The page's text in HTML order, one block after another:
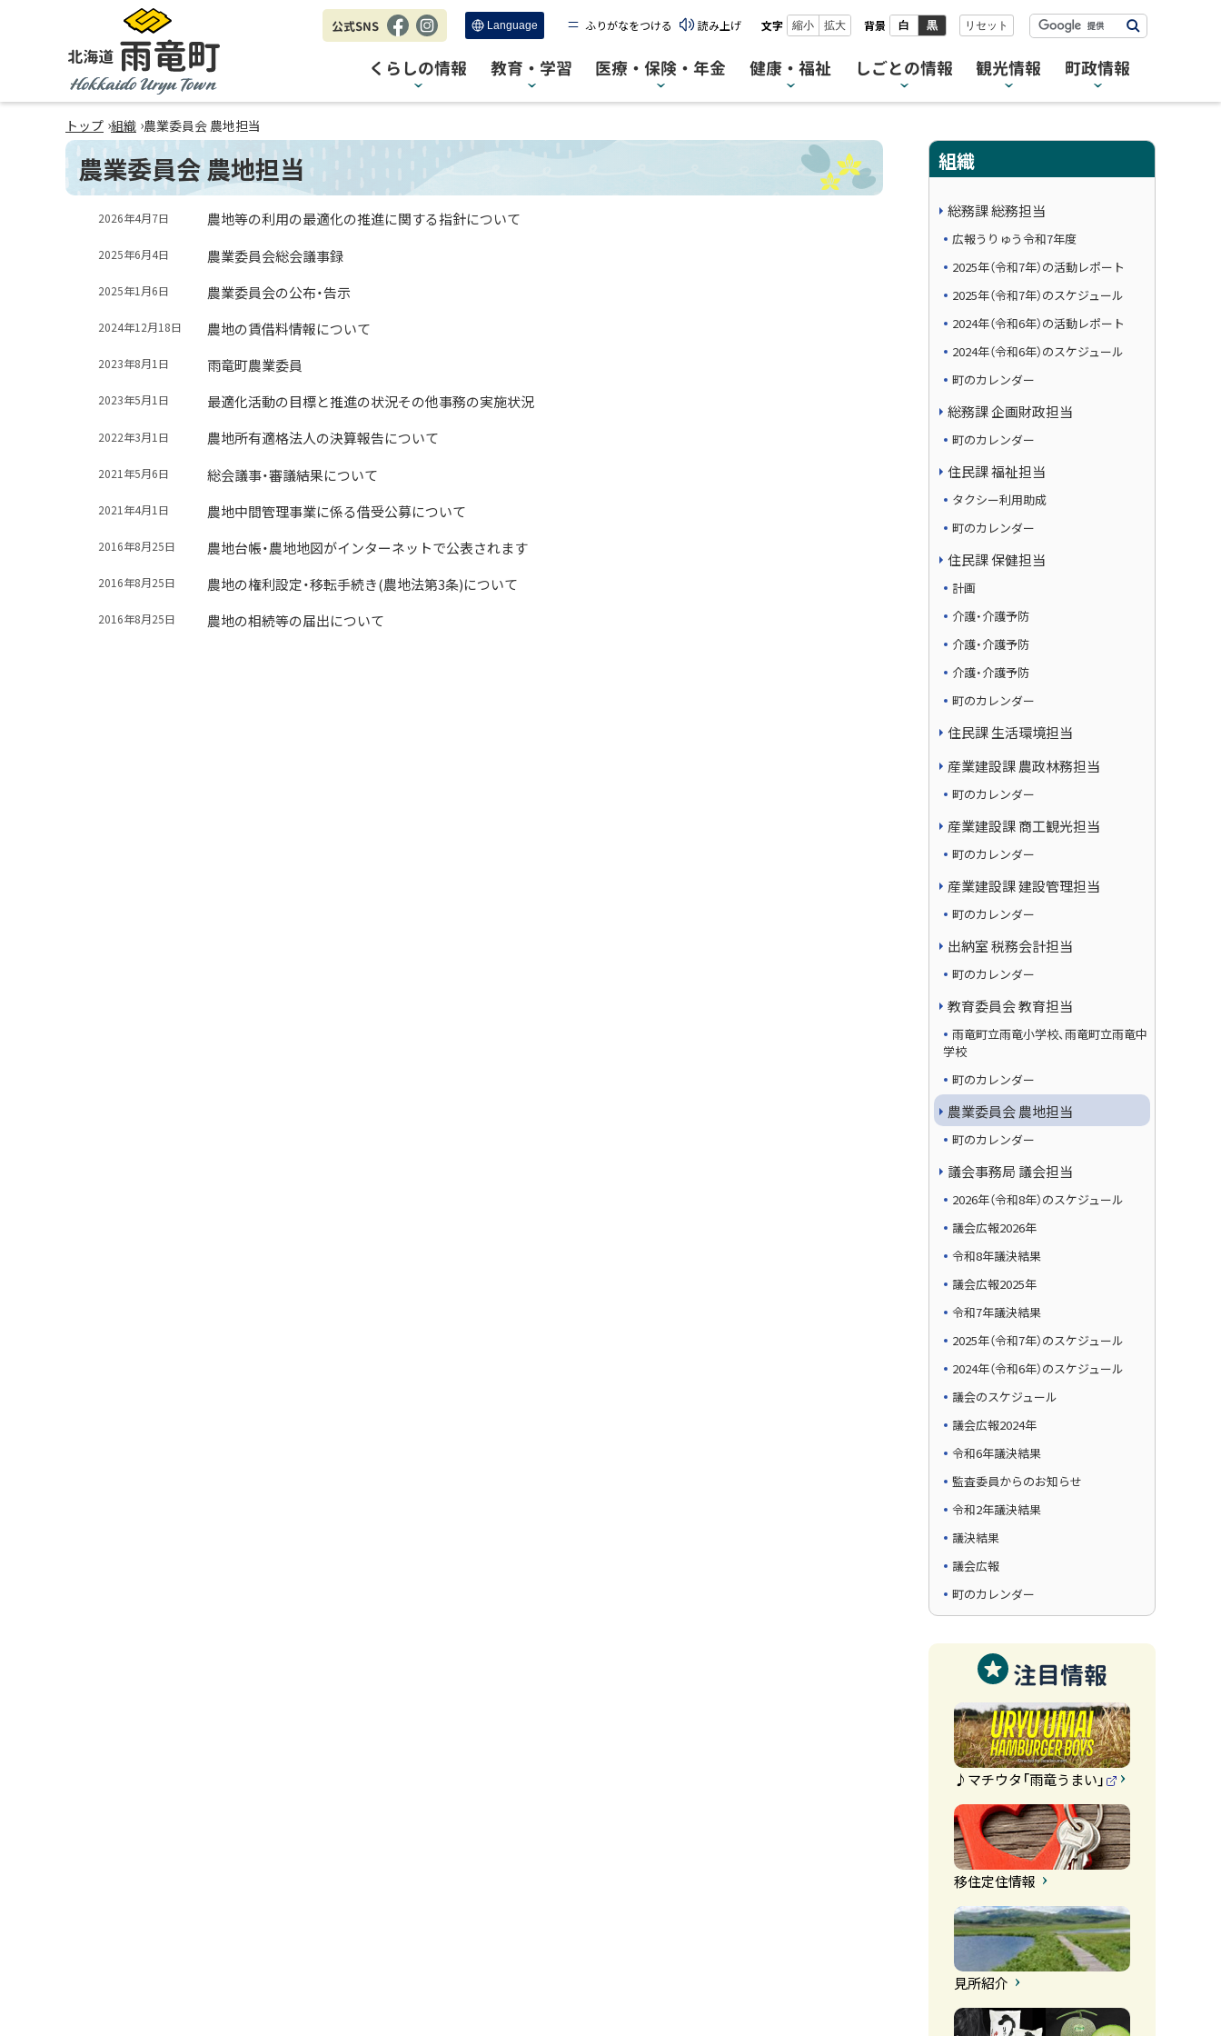
北海道 雨竜町
Hokkaido Uryu Town
公式SNS
Fac
eb
oo
Ins
tag
ra
m
ふりがなをつける 読み上げ 文字 縮小 拡大 背景 白 黒 リセット
索
くらしの情報 教育・学習 医療・保険・年金 健康・福祉 しごとの情報 観光情報 町政情報
トップ ›組織 ›農業委員会 農地担当
農業委員会 農地担当
2026年4月7日 農地等の利用の最適化の推進に関する指針について
2025年6月4日 農業委員会総会議事録
2025年1月6日 農業委員会の公布・告示
2024年12月18日 農地の賃借料情報について
2023年8月1日 雨竜町農業委員
2023年5月1日 最適化活動の目標と推進の状況その他事務の実施状況
2022年3月1日 農地所有適格法人の決算報告について
2021年5月6日 総会議事・審議結果について
2021年4月1日 農地中間管理事業に係る借受公募について
2016年8月25日 農地台帳・農地地図がインターネットで公表されます
2016年8月25日 農地の権利設定・移転手続き(農地法第3条)について
2016年8月25日 農地の相続等の届出について
組織
総務課 総務担当
広報うりゅう令和7年度
2025年（令和7年）の活動レポート
2025年（令和7年）のスケジュール
2024年（令和6年）の活動レポート
2024年（令和6年）のスケジュール
町のカレンダー
総務課 企画財政担当
町のカレンダー
住民課 福祉担当
タクシー利用助成
町のカレンダー
住民課 保健担当
計画
介護・介護予防
介護・介護予防
介護・介護予防
町のカレンダー
住民課 生活環境担当
産業建設課 農政林務担当
町のカレンダー
産業建設課 商工観光担当
町のカレンダー
産業建設課 建設管理担当
町のカレンダー
出納室 税務会計担当
町のカレンダー
教育委員会 教育担当
雨竜町立雨竜小学校、雨竜町立雨竜中
学校
町のカレンダー
農業委員会 農地担当
町のカレンダー
議会事務局 議会担当
2026年（令和8年）のスケジュール
議会広報2026年
令和8年議決結果
議会広報2025年
令和7年議決結果
2025年（令和7年）のスケジュール
2024年（令和6年）のスケジュール
議会のスケジュール
議会広報2024年
令和6年議決結果
監査委員からのお知らせ
令和2年議決結果
議決結果
議会広報
町のカレンダー
注目情報
♪マチウタ「雨竜うまい」
外
部
サ
イ
ト
移住定住情報
見所紹介